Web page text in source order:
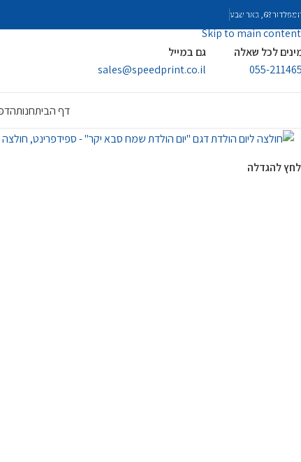
Skip to navigation
Skip to main content
68, באר שבע
לכל שאלה
055-
גם במייל
sales@speedprint.co.il
דף הביתחנות
לחץ להגדלה